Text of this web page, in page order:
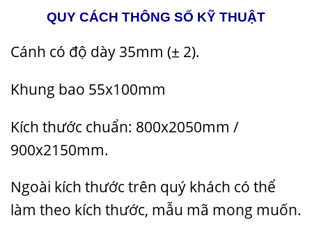
QUY CÁCH THÔNG SỐ KỸ THUẬT
Cánh có độ dày 35mm (± 2).
Khung bao 55x100mm
Kích thước chuẩn: 800x2050mm /
900x2150mm.
Ngoài kích thước trên quý khách có thể
làm theo kích thước, mẫu mã mong muốn.